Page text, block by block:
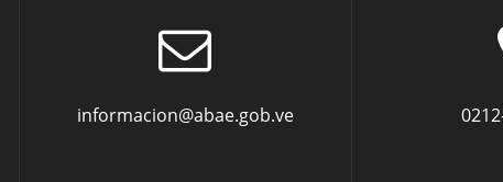
informacion@abae.gob.ve